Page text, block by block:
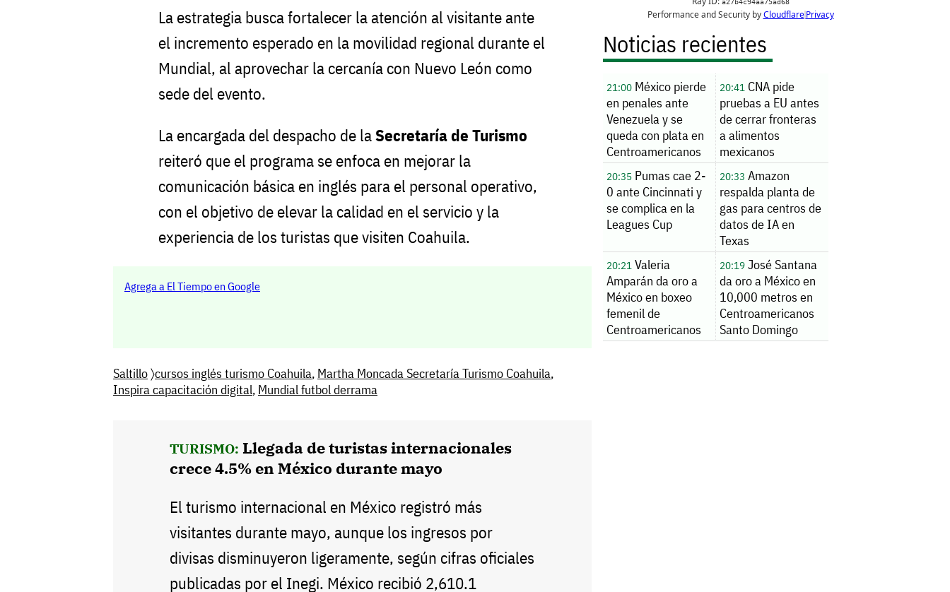
La estrategia busca fortalecer la atención al visitante ante
el incremento esperado en la movilidad regional durante el
Mundial, al aprovechar la cercanía con Nuevo León como
sede del evento.
La encargada del despacho de laSecretaría de Turismo
reiteró que el programa se enfoca en mejorar la
comunicación básica en inglés para el personal operativo,
con el objetivo de elevar la calidad en el servicio y la
experiencia de los turistas que visiten Coahuila.
Agrega a El Tiempo en Google
Saltillo〉cursos inglés turismo Coahuila, Martha Moncada Secretaría Turismo Coahuila,
Inspira capacitación digital, Mundial futbol derrama
TURISMO: Llegada de turistas internacionales
crece 4.5% en México durante mayo
El turismo internacional en México registró más
visitantes durante mayo, aunque los ingresos por
divisas disminuyeron ligeramente, según cifras oficiales
publicadas por el Inegi. México recibió 2,610.1
Noticias recientes
21:00 México pierde
en penales ante
Venezuela y se
queda con plata en
Centroamericanos
20:41CNA pide
pruebas a EU antes
de cerrar fronteras
a alimentos
mexicanos
20:35 Pumas cae 2-
0 ante Cincinnati y
se complica en la
Leagues Cup
20:33 Amazon
respalda planta de
gas para centros de
datos de IA en
Texas
20:21 Valeria
Amparán da oro a
México en boxeo
femenil de
Centroamericanos
20:19José Santana
da oro a México en
10,000 metros en
Centroamericanos
Santo Domingo
2026